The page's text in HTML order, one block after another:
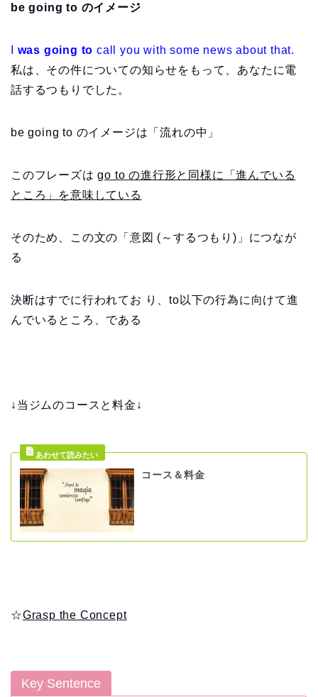
be going to のイメージ
was going to call you with some news about that.
私は、その件についての知らせをもって、あなたに電
話するつもりでした。
be going to のイメージは「流れの中」
このフレーズはgo to の進行形と同様に「進んでいる
ところ」を意味している
そのため、この文の「意図 (～するつもり)」につなが
る
決断はすでに行われてお り、to以下の行為に向けて進
んでいるところ、である
↓当ジムのコースと料金↓
コース＆料金
☆Grasp the Concept
Key Sentence